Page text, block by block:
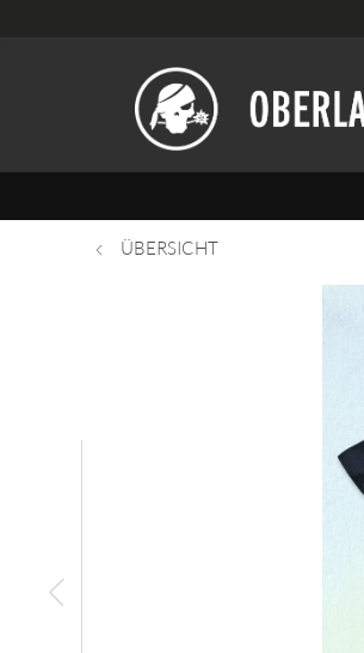
ÜBERSICHT